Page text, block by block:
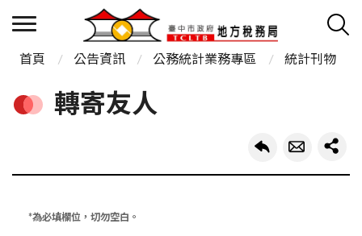
首頁 公告資訊 公務統計業務專區 統計刊物
轉寄友人
*為必填欄位，切勿空白。